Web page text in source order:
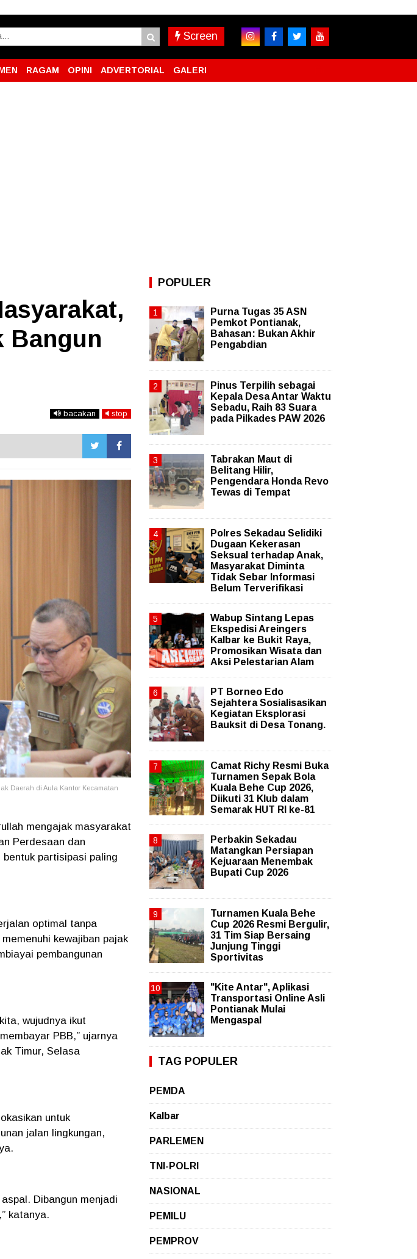
Screen
RAGAM OPINI ADVERTORIAL GALERI
Bangun
bacakan stop
Daerah di Aula Kantor Kecamatan
mengajak masyarakat
Perdesaan dan
partisipasi paling
optimal tanpa
kewajiban pajak
pembangunan
wujudnya ikut
PBB,” ujarnya
Timur, Selasa
untuk
jalan lingkungan,
Dibangun menjadi
katanya.
POPULER
Purna Tugas 35 ASN
Pemkot Pontianak,
Bahasan: Bukan Akhir
Pengabdian
Pinus Terpilih sebagai
Kepala Desa Antar Waktu
Sebadu, Raih 83 Suara
pada Pilkades PAW 2026
Tabrakan Maut di
Belitang Hilir,
Pengendara Honda Revo
Tewas di Tempat
Polres Sekadau Selidiki
Dugaan Kekerasan
Seksual terhadap Anak,
Masyarakat Diminta
Tidak Sebar Informasi
Belum Terverifikasi
Wabup Sintang Lepas
Ekspedisi Areingers
Kalbar ke Bukit Raya,
Promosikan Wisata dan
Aksi Pelestarian Alam
PT Borneo Edo
Sejahtera Sosialisasikan
Kegiatan Eksplorasi
Bauksit di Desa Tonang.
Camat Richy Resmi Buka
Turnamen Sepak Bola
Kuala Behe Cup 2026,
Diikuti 31 Klub dalam
Semarak HUT RI ke-81
Perbakin Sekadau
Matangkan Persiapan
Kejuaraan Menembak
Bupati Cup 2026
Turnamen Kuala Behe
Cup 2026 Resmi Bergulir,
31 Tim Siap Bersaing
Junjung Tinggi
Sportivitas
"Kite Antar", Aplikasi
Transportasi Online Asli
Pontianak Mulai
Mengaspal
TAG POPULER
PEMDA
Kalbar
PARLEMEN
TNI-POLRI
NASIONAL
PEMILU
PEMPROV